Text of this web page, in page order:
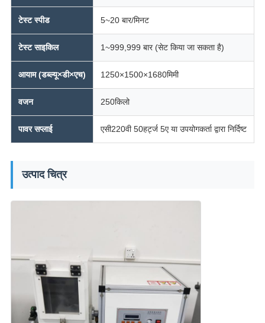
टेस्ट स्पीड 5~20 बार/मिनट
टेस्ट साइकिल 1~999,999 बार (सेट किया जा सकता है)
आयाम (डब्ल्यू×डी×एच) 1250×1500×1680मिमी
वजन 250किलो
पावर सप्लाई एसी220वी 50हर्ट्ज 5ए या उपयोगकर्ता द्वारा निर्दिष्ट
उत्पाद चित्र